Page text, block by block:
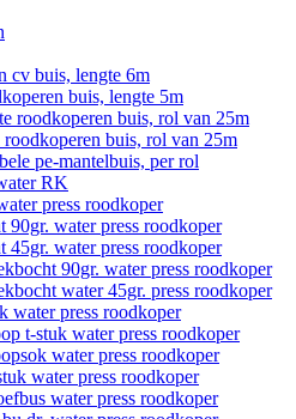
cv buis, lengte 6m
buis, lengte 5m
roodkoperen buis, rol van 25m
buis, rol van 25m
pe-mantelbuis, per rol
RK
press roodkoper
90gr. water press roodkoper
45gr. water press roodkoper
90gr. water press roodkoper
water 45gr. press roodkoper
water press roodkoper
t-stuk water press roodkoper
water press roodkoper
water press roodkoper
water press roodkoper